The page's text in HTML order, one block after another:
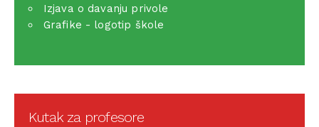
Izjava o davanju privole
Grafike - logotip škole
Kutak za profesore